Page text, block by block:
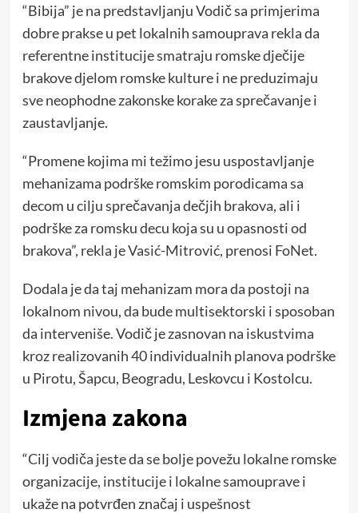
“Bibija” je na predstavljanju Vodič sa primjerima
dobre prakse u pet lokalnih samouprava rekla da
referentne institucije smatraju romske dječije
brakove djelom romske kulture i ne preduzimaju
sve neophodne zakonske korake za sprečavanje i
zaustavljanje.
“Promene kojima mi težimo jesu uspostavljanje
mehanizama podrške romskim porodicama sa
decom u cilju sprečavanja dečjih brakova, ali i
podrške za romsku decu koja su u opasnosti od
brakova”, rekla je Vasić-Mitrović, prenosi FoNet.
Dodala je da taj mehanizam mora da postoji na
lokalnom nivou, da bude multisektorski i sposoban
da interveniše. Vodič je zasnovan na iskustvima
kroz realizovanih 40 individualnih planova podrške
u Pirotu, Šapcu, Beogradu, Leskovcu i Kostolcu.
Izmjena zakona
“Cilj vodiča jeste da se bolje povežu lokalne romske
organizacije, institucije i lokalne samouprave i
ukaže na potvrđen značaj i uspešnost